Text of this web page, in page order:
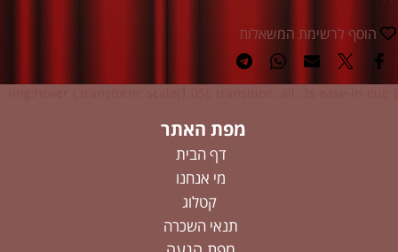
הוסף לרשימת המשאלות
מפת האתר
דף הבית
מי אנחנו
קטלוג
תנאי השכרה